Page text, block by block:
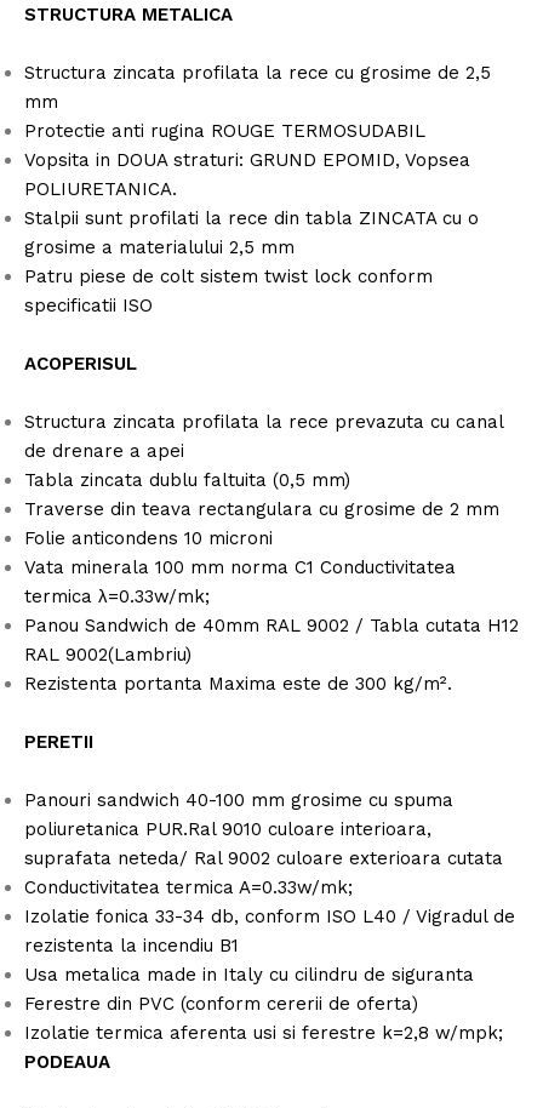
STRUCTURA METALICA
Structura zincata profilata la rece cu grosime de 2,5
mm
Protectie anti rugina ROUGE TERMOSUDABIL
Vopsita in DOUA straturi: GRUND EPOMID, Vopsea
POLIURETANICA.
Stalpii sunt profilati la rece din tabla ZINCATA cu o
grosime a materialului 2,5 mm
Patru piese de colt sistem twist lock conform
specificatii ISO
ACOPERISUL
Structura zincata profilata la rece prevazuta cu canal
de drenare a apei
Tabla zincata dublu faltuita (0,5 mm)
Traverse din teava rectangulara cu grosime de 2 mm
Folie anticondens 10 microni
Vata minerala 100 mm norma C1 Conductivitatea
termica λ=0.33w/mk;
Panou Sandwich de 40mm RAL 9002 / Tabla cutata H12
RAL 9002(Lambriu)
Rezistenta portanta Maxima este de 300 kg/m².
PERETII
Panouri sandwich 40-100 mm grosime cu spuma
poliuretanica PUR.Ral 9010 culoare interioara,
suprafata neteda/ Ral 9002 culoare exterioara cutata
Conductivitatea termica A=0.33w/mk;
Izolatie fonica 33-34 db, conform ISO L40 / Vigradul de
rezistenta la incendiu B1
Usa metalica made in Italy cu cilindru de siguranta
Ferestre din PVC (conform cererii de oferta)
Izolatie termica aferenta usi si ferestre k=2,8 w/mpk;
PODEAUA